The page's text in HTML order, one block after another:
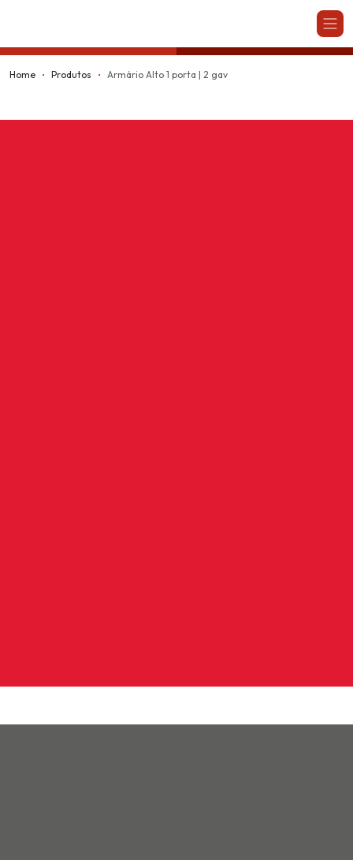
Home Produtos Armário Alto 1 porta | 2 gav